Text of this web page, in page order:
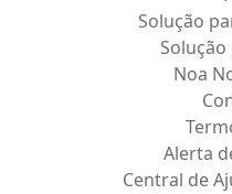
Solução
Solução
Noa
Alerta
Central de